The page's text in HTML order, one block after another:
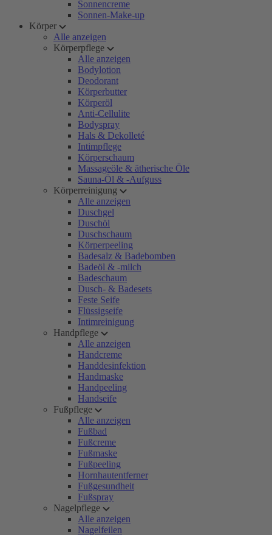
Sonnencreme
Sonnen-Make-up
Körper
Alle anzeigen
Körperpflege
Alle anzeigen
Bodylotion
Deodorant
Körperbutter
Körperöl
Anti-Cellulite
Bodyspray
Hals & Dekolleté
Intimpflege
Körperschaum
Massageöle & ätherische Öle
Sauna-Öl & -Aufguss
Körperreinigung
Alle anzeigen
Duschgel
Duschöl
Duschschaum
Körperpeeling
Badesalz & Badebomben
Badeöl & -milch
Badeschaum
Dusch- & Badesets
Feste Seife
Flüssigseife
Intimreinigung
Handpflege
Alle anzeigen
Handcreme
Handdesinfektion
Handmaske
Handpeeling
Handseife
Fußpflege
Alle anzeigen
Fußbad
Fußcreme
Fußmaske
Fußpeeling
Hornhautentferner
Fußgesundheit
Fußspray
Nagelpflege
Alle anzeigen
Nagelfeilen